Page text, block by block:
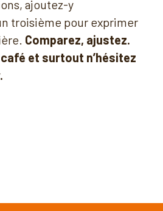
ajoutez-y
troisième pour exprimer
Comparez, ajustez.
café et surtout n’hésitez